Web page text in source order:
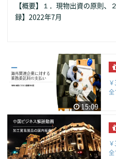
【概要】１．現物出資の原則、
録】2022年7月
15:09
￥
全
￥
全